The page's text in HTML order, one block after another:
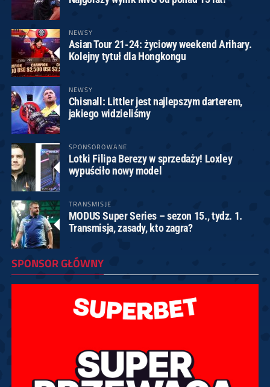
NEWSY
Asian Tour 21-24: życiowy weekend Arihary.
Kolejny tytuł dla Hongkongu
NEWSY
Chisnall: Littler jest najlepszym darterem,
jakiego widzieliśmy
SPONSOROWANE
Lotki Filipa Berezy w sprzedaży! Loxley
wypuściło nowy model
TRANSMISJE
MODUS Super Series – sezon 15., tydz. 1.
Transmisja, zasady, kto zagra?
SPONSOR GŁÓWNY